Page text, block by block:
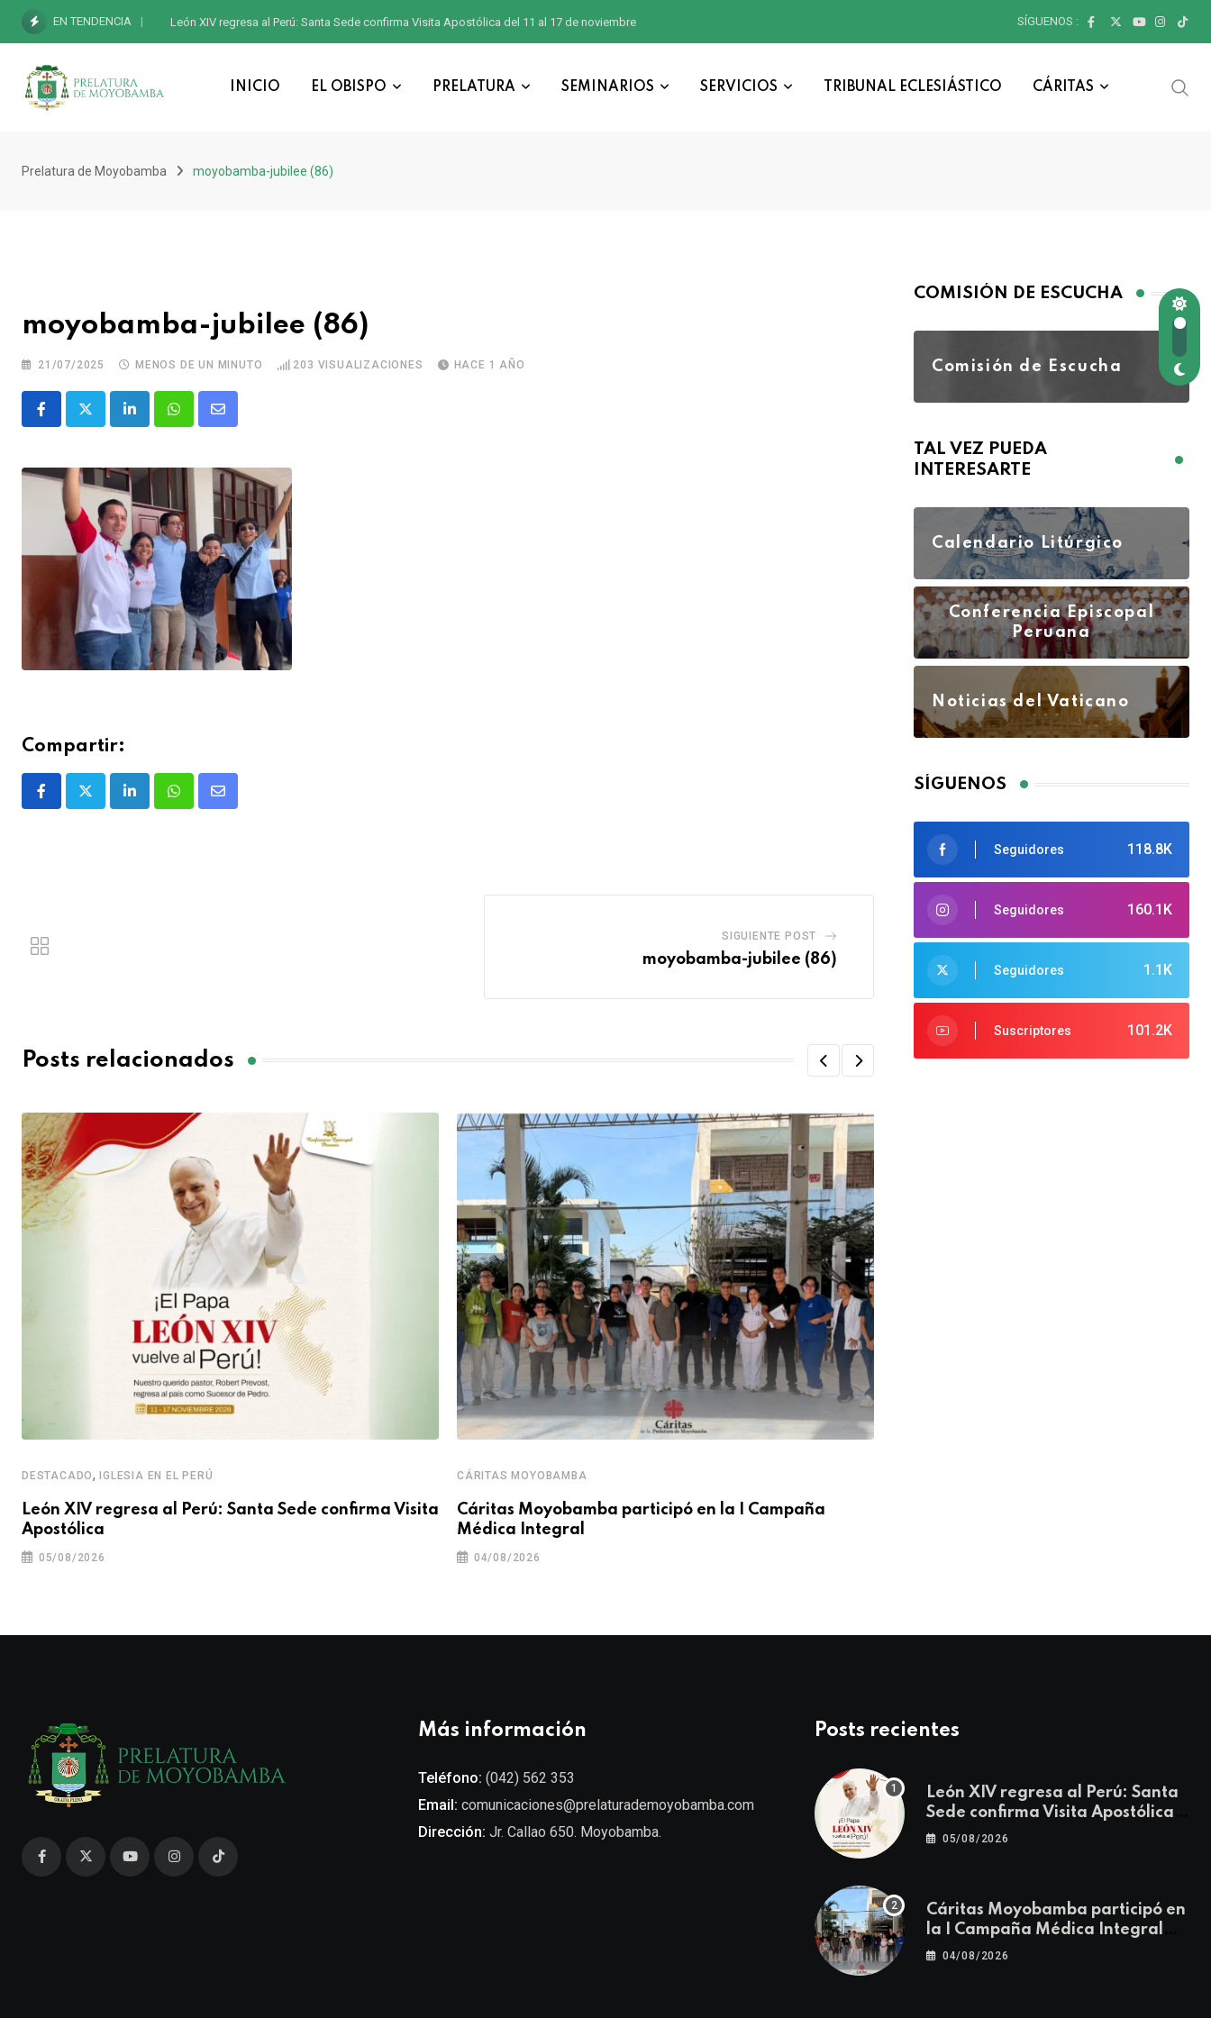
EN TENDENCIA León XIV regresa al Perú: Santa Sede confirma Visita Apostólica del 11 al 17 de noviembre SÍGUENOS :
INICIO EL OBISPO PRELATURA SEMINARIOS SERVICIOS TRIBUNAL ECLESIÁSTICO CÁRITAS
Prelatura de Moyobamba moyobamba-jubilee (86)
moyobamba-jubilee (86)
21/07/2025 MENOS DE UN MINUTO 203 VISUALIZACIONES HACE 1 AÑO
Compartir:
SIGUIENTE POST
moyobamba-jubilee (86)
Posts relacionados
DESTACADO,IGLESIA EN EL PERÚ
León XIV regresa al Perú: Santa Sede confirma Visita
Apostólica
05/08/2026
CÁRITAS MOYOBAMBA
Cáritas Moyobamba participó en la I Campaña
Médica Integral
04/08/2026
COMISIÓN DE ESCUCHA
Comisión de Escucha
TAL VEZ PUEDA
INTERESARTE
Calendario Litúrgico
Conferencia Episcopal
Peruana
Noticias del Vaticano
SÍGUENOS
118.8K
Seguidores
160.1K
Seguidores
1.1K
Seguidores
101.2K
Suscriptores
Más información
Teléfono: (042) 562 353
Email: comunicaciones@prelaturademoyobamba.com
Dirección: Jr. Callao 650. Moyobamba.
Posts recientes
León XIV regresa al Perú: Santa
Sede confirma Visita Apostólica
del 11 al 17 de noviembre
05/08/2026
Cáritas Moyobamba participó en
la I Campaña Médica Integral
Gratuita llevando salud y
04/08/2026